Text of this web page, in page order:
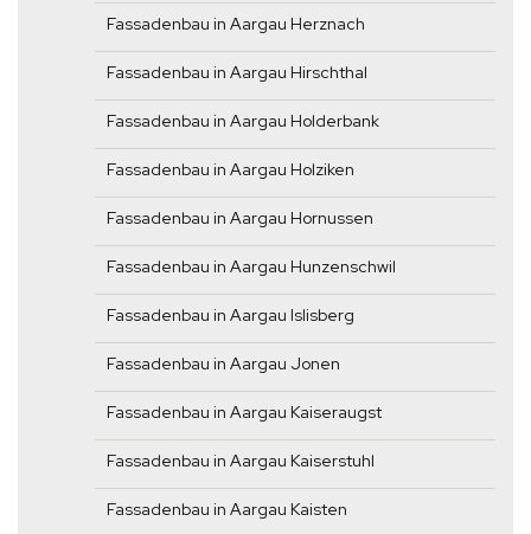
Fassadenbau in Aargau Herznach
Fassadenbau in Aargau Hirschthal
Fassadenbau in Aargau Holderbank
Fassadenbau in Aargau Holziken
Fassadenbau in Aargau Hornussen
Fassadenbau in Aargau Hunzenschwil
Fassadenbau in Aargau Islisberg
Fassadenbau in Aargau Jonen
Fassadenbau in Aargau Kaiseraugst
Fassadenbau in Aargau Kaiserstuhl
Fassadenbau in Aargau Kaisten